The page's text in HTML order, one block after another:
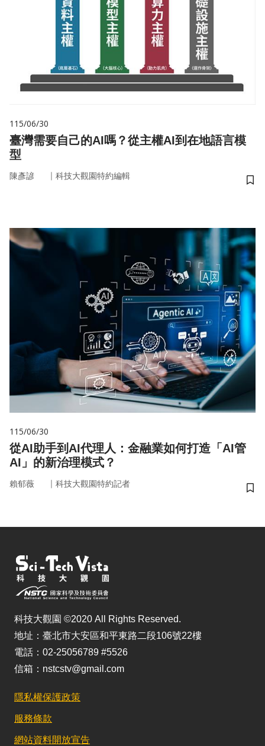
115/06/30
臺灣需要自己的AI嗎？從主權AI到在地語言模
型
陳彥諺 ｜ 科技大觀園特約編輯
儲
115/06/30
從AI助手到AI代理人：金融業如何打造「AI管
AI」的新治理模式？
賴郁薇 ｜ 科技大觀園特約記者
儲
科技大觀園 ©2020 All Rights Reserved.
地址：臺北市大安區和平東路二段106號22樓
電話：02-25056789 #5526
信箱：nstcstv@gmail.com
隱私權保護政策
服務條款
網站資料開放宣告